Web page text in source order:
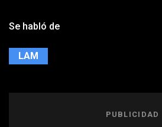
Se habló de
LAM
PUBLICIDAD